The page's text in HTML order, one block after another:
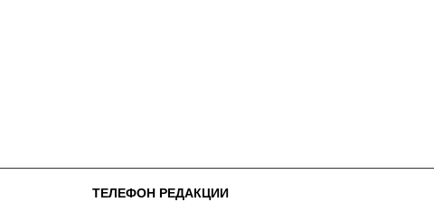
ТЕЛЕФОН РЕДАКЦИИ